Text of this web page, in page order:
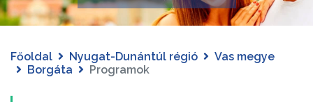
Főoldal Nyugat-Dunántúl régió
Vas megye
Borgáta
Programok